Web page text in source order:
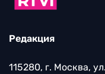
Редакция
115280, г. Москва,